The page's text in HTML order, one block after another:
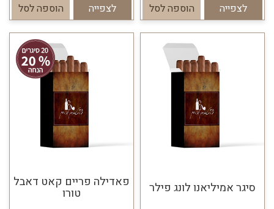
לצפייה הוספה לסל לצפייה הוספה לסל
סיגר אמיליאנו לונג פילר פאדילה פריים קאט דאבל
טורו